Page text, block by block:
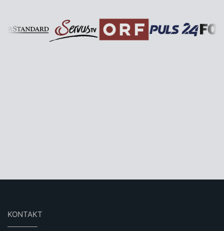
KONTAKT